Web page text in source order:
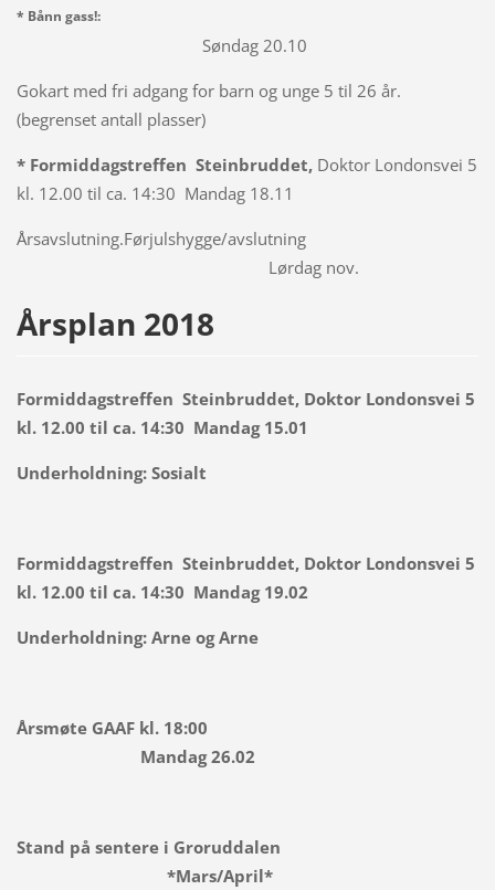
* Bånn gass!:
Søndag 20.10
Gokart med fri adgang for barn og unge 5 til 26 år.
(begrenset antall plasser)
* Formiddagstreffen Steinbruddet,Doktor Londonsvei 5
kl. 12.00 til ca. 14:30 Mandag 18.11
Årsavslutning.Førjulshygge/avslutning
Lørdag nov.
Årsplan 2018
Formiddagstreffen Steinbruddet, Doktor Londonsvei 5
kl. 12.00 til ca. 14:30 Mandag 15.01
Underholdning: Sosialt
Formiddagstreffen Steinbruddet, Doktor Londonsvei 5
kl. 12.00 til ca. 14:30 Mandag 19.02
Underholdning:Arne og Arne
Årsmøte GAAF kl. 18:00
Mandag 26.02
Stand på sentere i Groruddalen
*Mars/April*